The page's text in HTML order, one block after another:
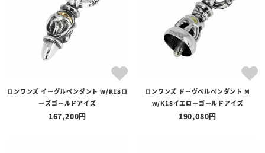
ロンワンズ イーグルペンダント w/K18ロ
ーズゴールドアイズ
167,200
ロンワンズ ドーヴベルペンダント M
w/K18イエローゴールドアイズ
190,080